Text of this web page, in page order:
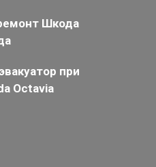
Шкода
при
Octavia